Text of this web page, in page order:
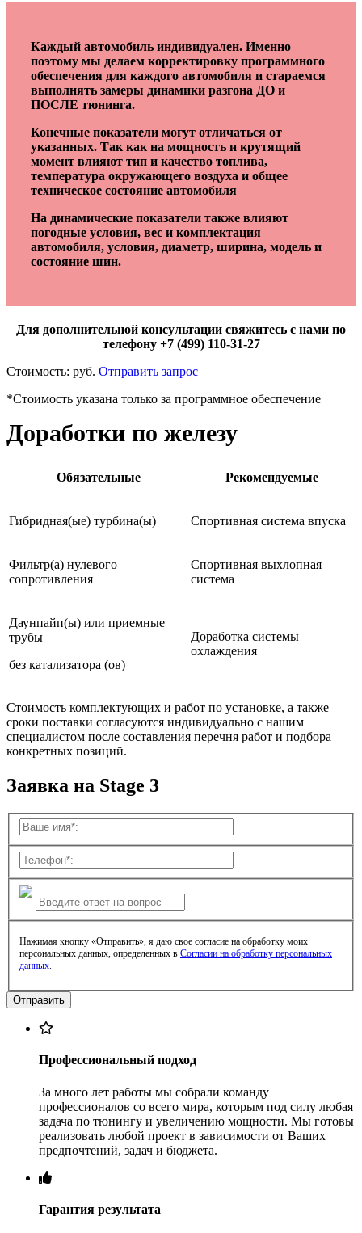
Каждый автомобиль индивидуален. Именно
поэтому мы делаем корректировку программного
обеспечения для каждого автомобиля и стараемся
выполнять замеры динамики разгона ДО и
ПОСЛЕ тюнинга.
Конечные показатели могут отличаться от
указанных. Так как на мощность и крутящий
момент влияют тип и качество топлива,
температура окружающего воздуха и общее
техническое состояние автомобиля
На динамические показатели также влияют
погодные условия, вес и комплектация
автомобиля, условия, диаметр, ширина, модель и
состояние шин.
Для дополнительной консультации свяжитесь с нами по
телефону +7 (499) 110-31-27
Стоимость: руб. Отправить запрос
*Стоимость указана только за программное обеспечение
Доработки по железу
Обязательные Рекомендуемые
Гибридная(ые) турбина(ы) Спортивная система впуска
Фильтр(а) нулевого
сопротивления
Спортивная выхлопная
система
Даунпайп(ы) или приемные
трубы
без катализатора (ов)
Доработка системы
охлаждения
Стоимость комплектующих и работ по установке, а также
сроки поставки согласуются индивидуально с нашим
специалистом после составления перечня работ и подбора
конкретных позиций.
Заявка на Stage 3
Нажимая кнопку «Отправить», я даю свое согласие на обработку моих
персональных данных, определенных в Согласии на обработку персональных
данных.
Профессиональный подход
За много лет работы мы собрали команду
профессионалов со всего мира, которым под силу любая
задача по тюнингу и увеличению мощности. Мы готовы
реализовать любой проект в зависимости от Ваших
предпочтений, задач и бюджета.
Гарантия результата